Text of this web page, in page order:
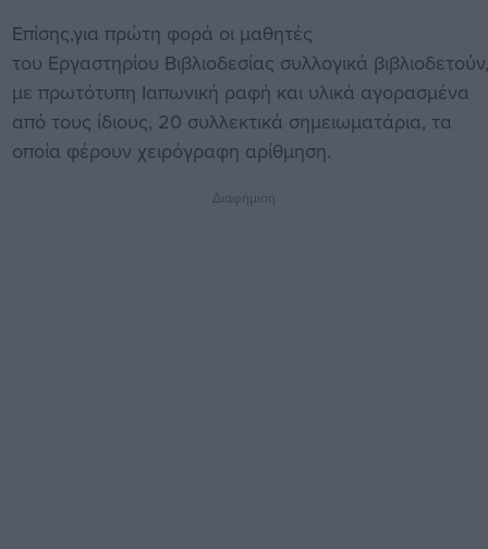
​Επίσης,για πρώτη φορά οι μαθητές
του Εργαστηρίου Βιβλιοδεσίας συλλογικά βιβλιοδετούν,
με πρωτότυπη Ιαπωνική ραφή και υλικά αγορασμένα
από τους ίδιους, 20 συλλεκτικά σημειωματάρια, τα
οποία φέρουν χειρόγραφη αρίθμηση.
Διαφήμιση